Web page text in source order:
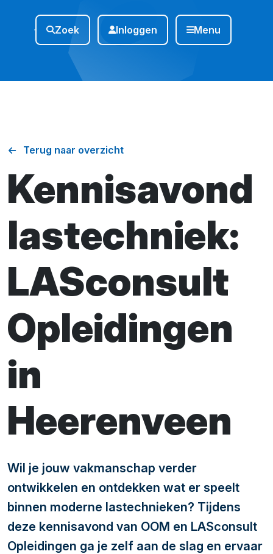
Zoek Inloggen Menu
Terug naar overzicht
Kennisavond
lastechniek:
LASconsult
Opleidingen
in
Heerenveen
Wil je jouw vakmanschap verder
ontwikkelen en ontdekken wat er speelt
binnen moderne lastechnieken? Tijdens
deze kennisavond van OOM en LASconsult
Opleidingen ga je zelf aan de slag en ervaar